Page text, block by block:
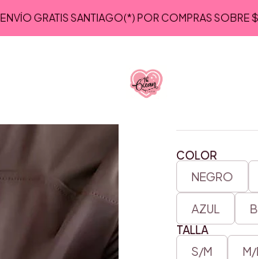
ENVÍO GRATIS SANTIAGO(*) POR COMPRAS SOBRE
VESTUARIO CHAQUETAS Y SWEATERS
COLOR
NEGRO
AZUL
TALLA
S/M M/L